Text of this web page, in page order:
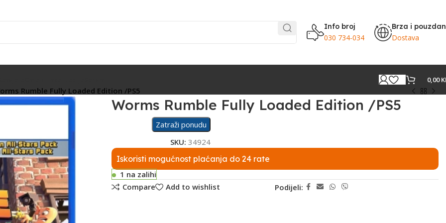
Info broj
030 734-034
Brza i
Dostava
0,00
Rumble Fully Loaded Edition /PS5
Worms Rumble Fully Loaded Edition /PS5
Zatraži ponudu
SKU: 34924
Iskoristi mogućnost plaćanja do 24 rate
1 na zalihi
Compare
Add to wishlist Podijeli: